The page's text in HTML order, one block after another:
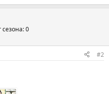
сезона: 0
#2